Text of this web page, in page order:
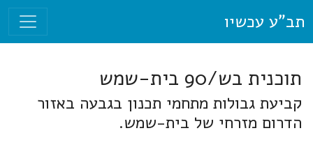
תב"ע עכשיו
תוכנית בש/90 בית-שמש
קביעת גבולות מתחמי תכנון בגבעה באזור
הדרום מזרחי של בית-שמש.